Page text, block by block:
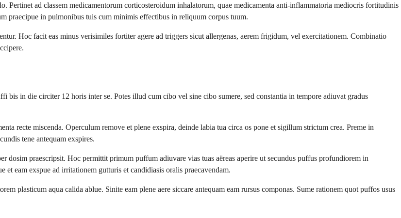
Pertinet ad classem medicamentorum corticosteroidum inhalatorum, quae medicamenta anti-inflammatoria mediocris fortitudinis
praecipue in pulmonibus tuis cum minimis effectibus in reliquum corpus tuum.
Hoc facit eas minus verisimiles fortiter agere ad triggers sicut allergenas, aerem frigidum, vel exercitationem. Combinatio
bis in die circiter 12 horis inter se. Potes illud cum cibo vel sine cibo sumere, sed constantia in tempore adiuvat gradus
recte miscenda. Operculum remove et plene exspira, deinde labia tua circa os pone et sigillum strictum crea. Preme in
tene antequam exspires.
dosim praescripsit. Hoc permittit primum puffum adiuvare vias tuas aëreas aperire ut secundus puffus profundiorem in
et eam exspue ad irritationem gutturis et candidiasis oralis praecavendam.
plasticum aqua calida ablue. Sinite eam plene aere siccare antequam eam rursus componas. Sume rationem quot puffos usus